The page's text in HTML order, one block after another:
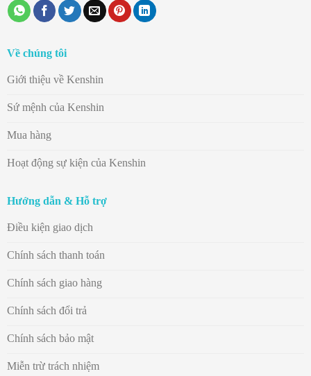
Về chúng tôi
Giới thiệu về Kenshin
Sứ mệnh của Kenshin
Mua hàng
Hoạt động sự kiện của Kenshin
Hướng dẫn & Hỗ trợ
Điều kiện giao dịch
Chính sách thanh toán
Chính sách giao hàng
Chính sách đổi trả
Chính sách bảo mật
Miễn trừ trách nhiệm